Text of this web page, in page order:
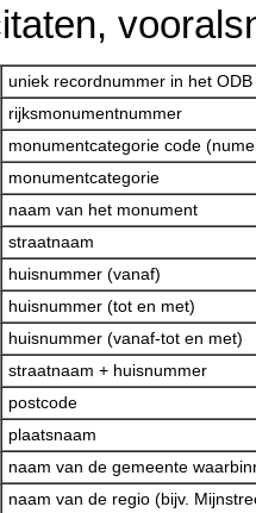
uniek recordnummer in het
rijksmonumentnummer
monumentcategorie code
monumentcategorie
naam van het monument
straatnaam
huisnummer (vanaf)
huisnummer (tot en met)
huisnummer (vanaf-tot en met)
straatnaam + huisnummer
postcode
plaatsnaam
naam van de gemeente
naam van de regio (bijv.